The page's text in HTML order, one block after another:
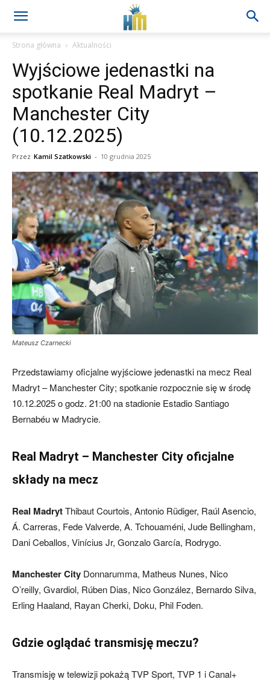
Strona główna Aktualności
Wyjściowe jedenastki na
spotkanie Real Madryt –
Manchester City
(10.12.2025)
Przez Kamil Szatkowski - 10 grudnia 2025
Mateusz Czarnecki
Przedstawiamy oficjalne wyjściowe jedenastki na mecz Real
Madryt – Manchester City; spotkanie rozpocznie się w środę
10.12.2025 o godz. 21:00 na stadionie Estadio Santiago
Bernabéu w Madrycie.
Real Madryt – Manchester City oficjalne
składy na mecz
Real MadrytThibaut Courtois, Antonio Rüdiger, Raúl Asencio,
Á. Carreras, Fede Valverde, A. Tchouaméni, Jude Bellingham,
Dani Ceballos, Vinícius Jr, Gonzalo García, Rodrygo.
Manchester City Donnarumma, Matheus Nunes, Nico
O’reilly, Gvardiol, Rúben Dias, Nico González, Bernardo Silva,
Erling Haaland, Rayan Cherki, Doku, Phil Foden.
Gdzie oglądać transmisję meczu?
Transmisję w telewizji pokażą TVP Sport, TVP 1 i Canal+